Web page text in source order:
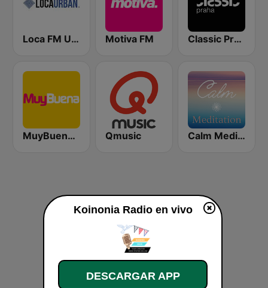
Loca FM Urban Motiva FM Classic Praha
MuyBuena Valencia Qmusic Calm Meditation
Koinonia Radio en vivo
DESCARGAR APP